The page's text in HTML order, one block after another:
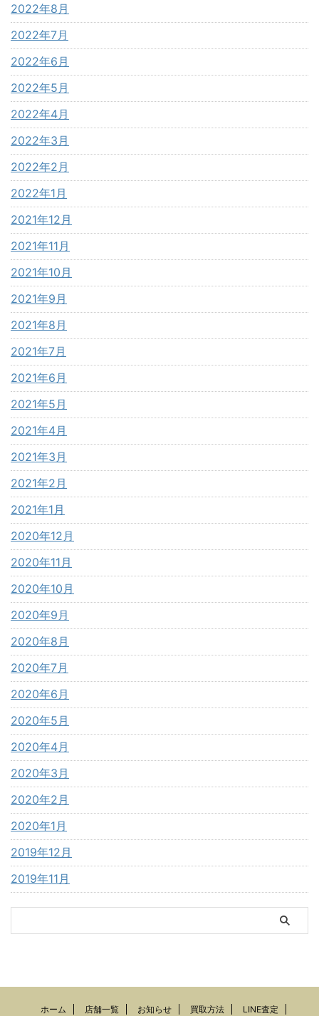
2022年8月
2022年7月
2022年6月
2022年5月
2022年4月
2022年3月
2022年2月
2022年1月
2021年12月
2021年11月
2021年10月
2021年9月
2021年8月
2021年7月
2021年6月
2021年5月
2021年4月
2021年3月
2021年2月
2021年1月
2020年12月
2020年11月
2020年10月
2020年9月
2020年8月
2020年7月
2020年6月
2020年5月
2020年4月
2020年3月
2020年2月
2020年1月
2019年12月
2019年11月
ホーム 店舗一覧 お知らせ 買取方法 LINE査定